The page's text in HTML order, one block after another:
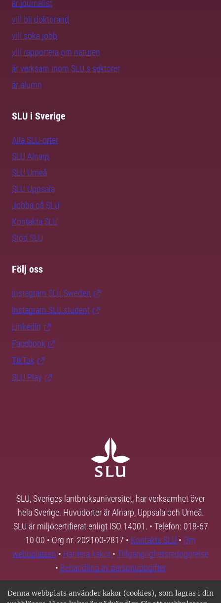
Denna webbplats använder kakor (cookies), som lagras i din
är journalist
vill bli doktorand
vill söka jobb
vill rapportera om naturen
är verksam inom SLU:s sektorer
är alumn
SLU i Sverige
Alla SLU-orter
SLU Alnarp
SLU Umeå
SLU Uppsala
Jobba på SLU
Kontakta SLU
Stöd SLU
Följ oss
Instagram SLU.Sweden
Instagram SLU.student
LinkedIn
Facebook
TikTok
SLU Play
SLU, Sveriges lantbruksuniversitet, har verksamhet över
hela Sverige. Huvudorter är Alnarp, Uppsala och Umeå.
SLU är miljöcertifierat enligt ISO 14001. • Telefon: 018-67
10 00 • Org nr: 202100-2817 • Kontakta SLU • Om
webbplatsen • Hantera kakor • Tillgänglighetsredogörelse
• Behandling av personuppgifter